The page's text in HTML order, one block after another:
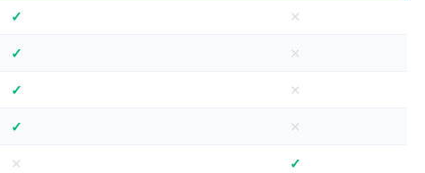
✓ ✕
✓ ✕
✓ ✕
✓ ✕
✕ ✓